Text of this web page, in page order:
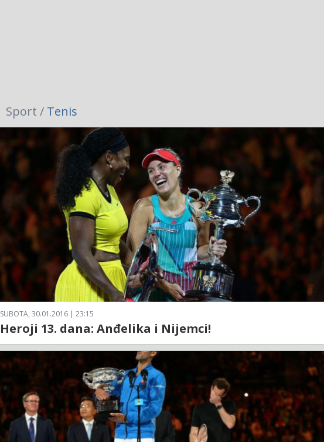
Sport / Tenis
SUBOTA, 30.01.2016 | 23:15
Heroji 13. dana: Anđelika i Nijemci!